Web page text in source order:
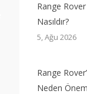
Range
Nasıldır?
5, Ağu 2026
Range
Neden